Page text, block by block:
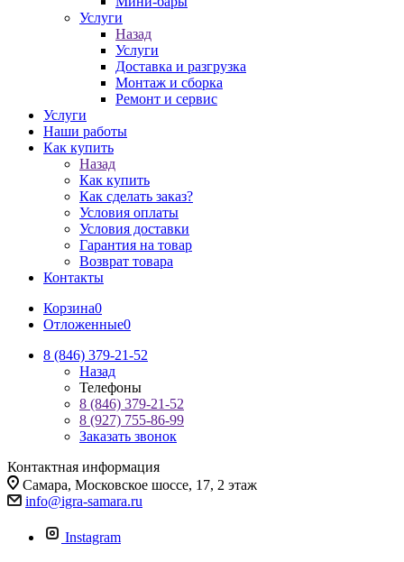
Услуги
Назад
Услуги
Доставка и разгрузка
Монтаж и сборка
Ремонт и сервис
Услуги
Наши работы
Как купить
Назад
Как купить
Как сделать заказ?
Условия оплаты
Условия доставки
Гарантия на товар
Возврат товара
Контакты
Корзина0
Отложенные0
8 (846) 379-21-52
Назад
Телефоны
8 (846) 379-21-52
8 (927) 755-86-99
Заказать звонок
Контактная информация
Самара, Московское шоссе, 17, 2 этаж
info@igra-samara.ru
Instagram